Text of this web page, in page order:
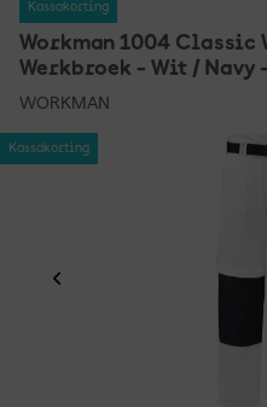
Kassakorting
Workman 1004 Classic
Werkbroek - Wit / Navy
WORKMAN
Kassakorting